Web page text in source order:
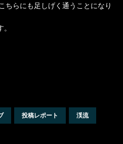
ちらにも足しげく通うことになり
投稿レポート 渓流